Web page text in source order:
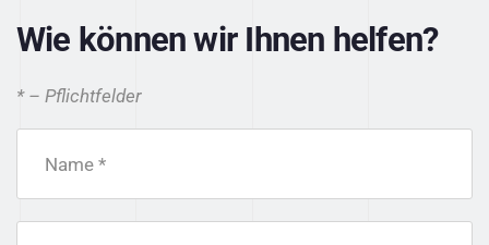
Wie können wir Ihnen helfen?
* – Pflichtfelder
Name *